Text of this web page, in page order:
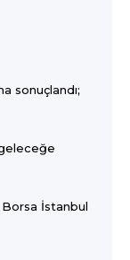
sonuçlandı;
İstanbul